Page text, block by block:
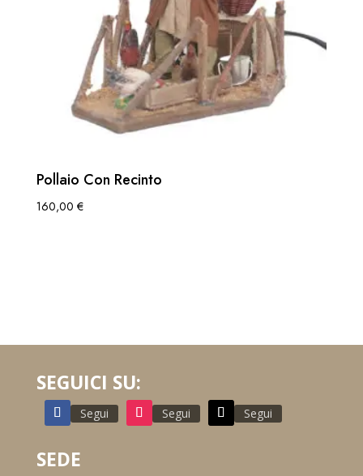
Pollaio Con Recinto
160,00 €
SEGUICI SU:
Segui Segui Segui
SEDE